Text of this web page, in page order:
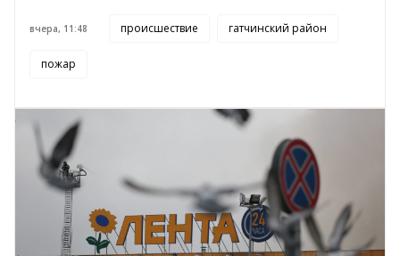
вчера, 11:48 происшествие гатчинский район
пожар